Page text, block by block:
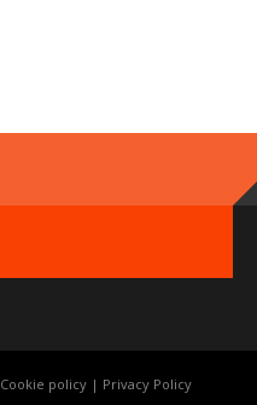
Cookie policy | Privacy Policy